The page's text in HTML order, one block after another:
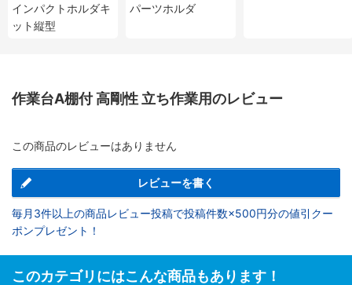
ス）
インパクトホルダキ
ット縦型
ス）
パーツホルダ
作業台A棚付 高剛性 立ち作業用のレビュー
この商品のレビューはありません
レビューを書く
毎月3件以上の商品レビュー投稿で投稿件数×500円分の値引クー
ポンプレゼント！
このカテゴリにはこんな商品もあります！